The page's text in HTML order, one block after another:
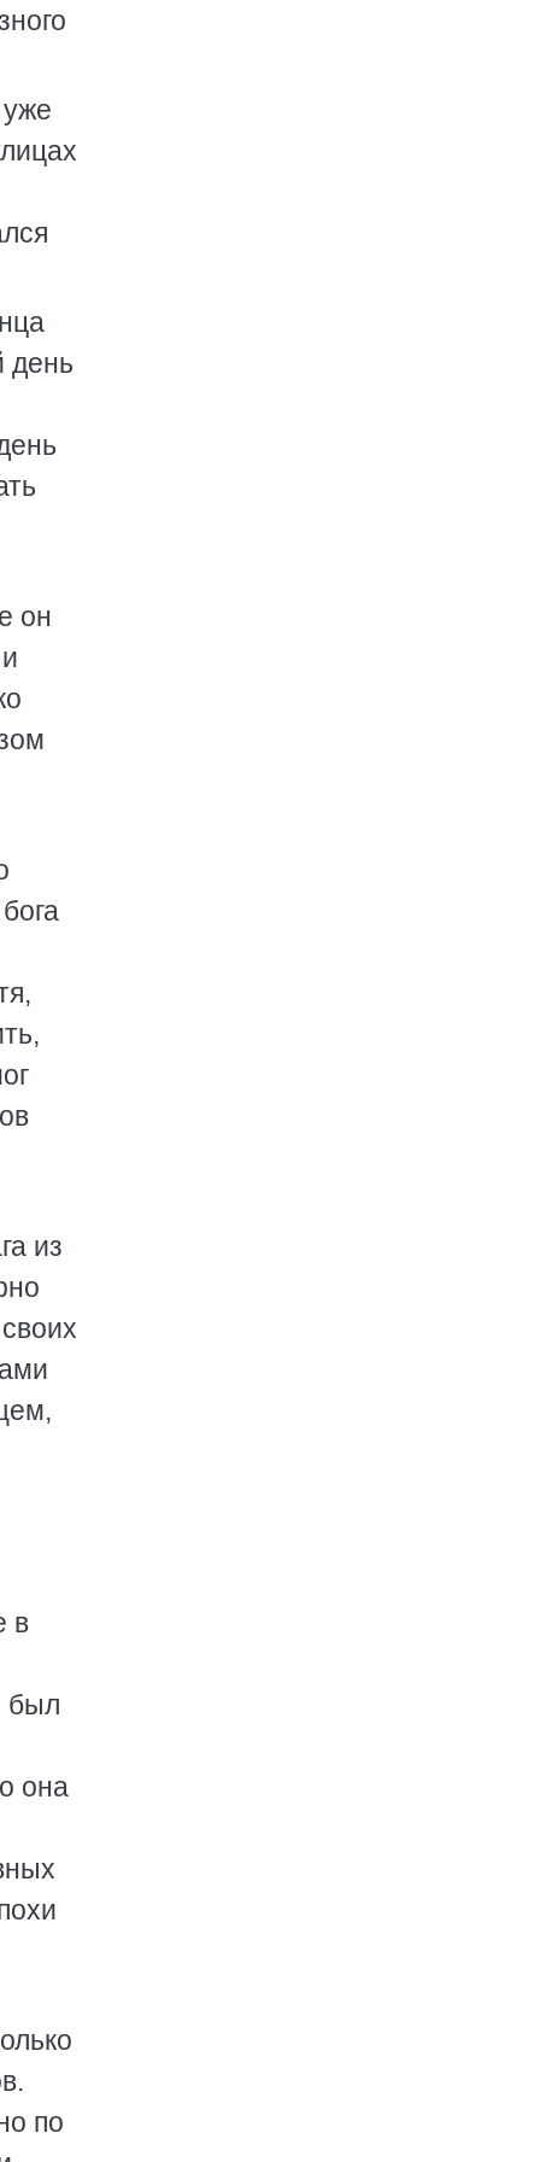
день
он
из
в
был
она
по